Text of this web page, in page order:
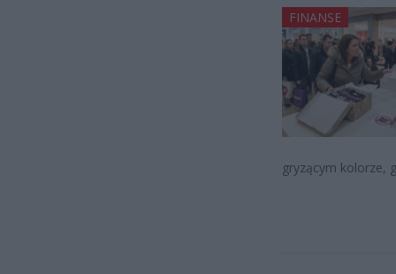
FINANSE
gryzącym kolorze,